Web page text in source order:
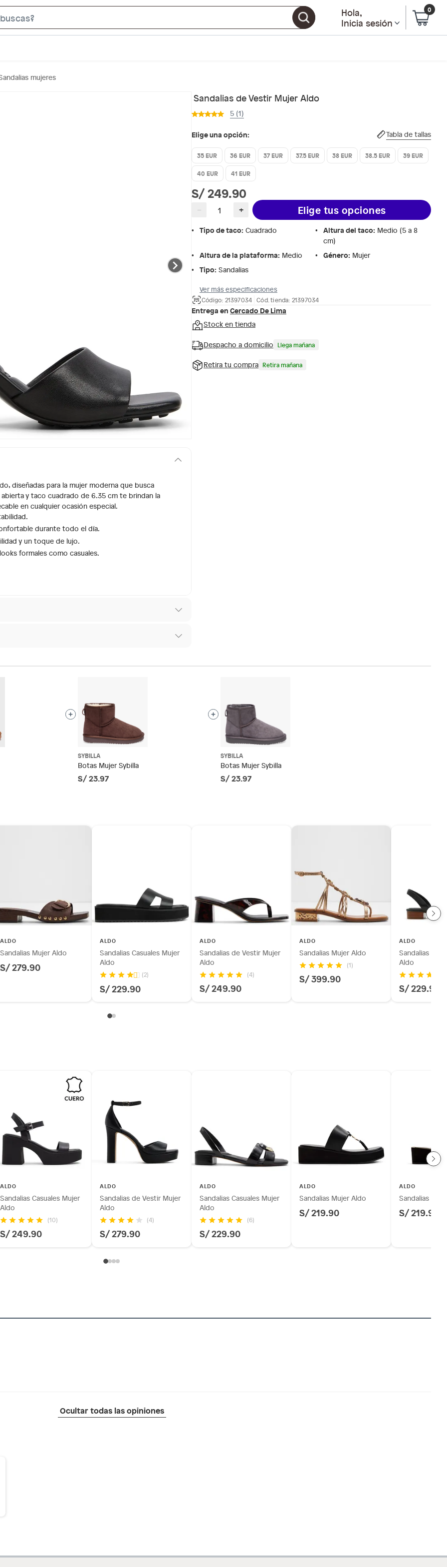
e
Hola,
Inicia sesión
0
mujeres
diseñadas para la mujer moderna que busca
y taco cuadrado de 6.35 cm te brindan la
en cualquier ocasión especial.
durante todo el día.
y un toque de lujo.
formales como casuales.
diferentes, otras con restricciones y algunas
tienen:
productos para asfalto, hormigón, albañilería.
productos para asfalto.
tecnología, línea blanca, colchones, muebles,
Sandalias de Vestir Mujer Aldo
5 (1)
Elige una opción: Tabla de tallas
35 EUR 36 EUR 37 EUR 37.5 EUR 38 EUR 38.5 EUR
39 EUR
40 EUR
41 EUR
S/ 249.90
− + Elige tus opciones
Tipo de taco: Cuadrado Altura del taco: Medio (5 a 8
cm)
Altura de la plataforma: Medio Género: Mujer
Tipo: Sandalias
Ver más especificaciones
Código: 21397034 Cód. tienda: 21397034
Entrega en Cercado De Lima
Stock en tienda
Despacho a domicilio Llega mañana
Retira tu compra Retira mañana
SYBILLA
Botas Mujer Sybilla
S/ 23.97
SYBILLA
Botas Mujer Sybilla
S/ 23.97
ALDO
Sandalias Mujer Aldo
S/ 279.90
ALDO
Sandalias Casuales Mujer
Aldo
(2)
S/ 229.90
ALDO
Sandalias de Vestir Mujer
Aldo
(4)
S/ 249.90
ALDO
Sandalias Mujer Aldo
(1)
S/ 399.90
ALDO
Sandalias
Aldo
S/ 229.90
ALDO
Sandalias Casuales Mujer
Aldo
(10)
S/ 249.90
ALDO
Sandalias de Vestir Mujer
Aldo
(4)
S/ 279.90
ALDO
Sandalias Casuales Mujer
Aldo
(6)
S/ 229.90
ALDO
Sandalias Mujer Aldo
S/ 219.90
ALDO
Sandalias
S/ 219.90
Ocultar todas las opiniones